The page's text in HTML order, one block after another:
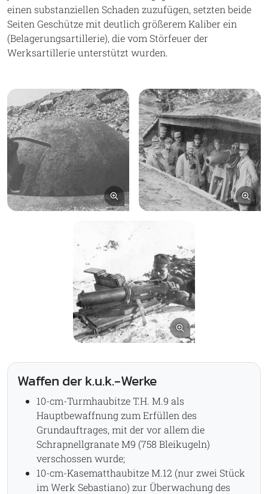
einen substanziellen Schaden zuzufügen, setzten beide
Seiten Geschütze mit deutlich größerem Kaliber ein
(Belagerungsartillerie), die vom Störfeuer der
Werksartillerie unterstützt wurden.
Bild vergrößern
Bild vergrößern
Waffen der k.u.k.-Werke
10-cm-Turmhaubitze T.H. M.9 als
Hauptbewaffnung zum Erfüllen des
Grundauftrages, mit der vor allem die
Schrapnellgranate M9 (758 Bleikugeln)
verschossen wurde;
10-cm-Kasematthaubitze M.12 (nur zwei Stück
im Werk Sebastiano) zur Überwachung des